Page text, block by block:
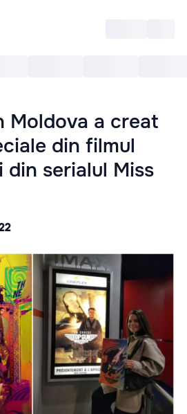
Moldova a creat
din filmul
din serialul Miss